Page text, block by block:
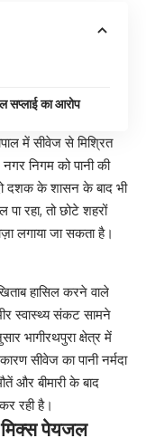
सप्लाई का आरोप
में सीवेज से मिश्रित
निगम को पानी की
दशक के शासन के बाद भी
पा रहा, तो छोटे शहरों
लगाया जा सकता है।
हासिल करने वाले
स्वास्थ्य संकट सामने
भागीरथपुरा क्षेत्र में
सीवेज का पानी नर्मदा
और बीमारी के बाद
रही है।
मिक्स पेयजल